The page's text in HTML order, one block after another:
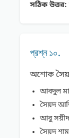
সঠিক উত্তর:
প্রশ্ন ১০.
অশােক
আবদুল
সৈয়দ
আবু
সৈয়দ